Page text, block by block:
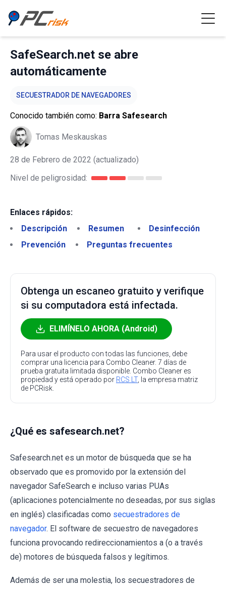
SafeSearch.net se abre
automáticamente
SECUESTRADOR DE NAVEGADORES
Conocido también como: Barra Safesearch
Tomas Meskauskas
28 de Febrero de 2022 (actualizado)
Nivel de peligrosidad:
Enlaces rápidos:
Descripción
Resumen
Desinfección
Prevención
Preguntas frecuentes
Obtenga un escaneo gratuito y verifique
si su computadora está infectada.
ELIMÍNELO AHORA (Android)
Para usar el producto con todas las funciones, debe
comprar una licencia para Combo Cleaner. 7 días de
prueba gratuita limitada disponible. Combo Cleaner es
propiedad y está operado por RCS LT, la empresa matriz
de PCRisk.
¿Qué es safesearch.net?
Safesearch.net es un motor de búsqueda que se ha
observado que es promovido por la extensión del
navegador SafeSearch e incluso varias PUAs
(aplicaciones potencialmente no deseadas, por sus siglas
en inglés) clasificadas como secuestradores de
navegador. El software de secuestro de navegadores
funciona provocando redireccionamientos a (o a través
de) motores de búsqueda falsos y legítimos.
Además de ser una molestia, los secuestradores de